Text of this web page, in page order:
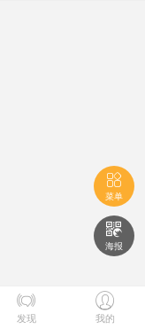

菜单

海报

发现

我的